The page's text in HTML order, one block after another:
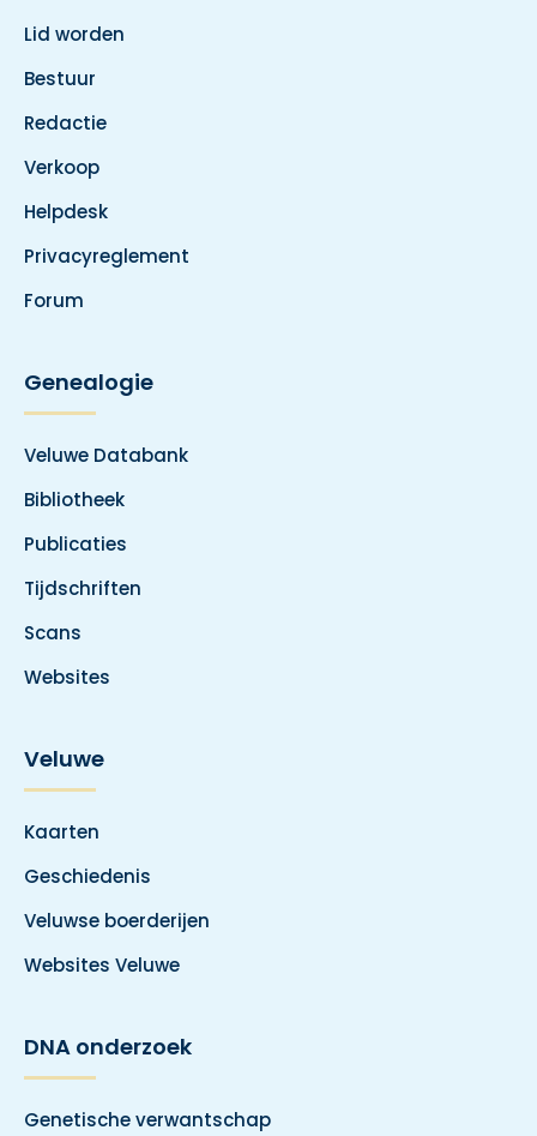
Lid worden
Bestuur
Redactie
Verkoop
Helpdesk
Privacyreglement
Forum
Genealogie
Veluwe Databank
Bibliotheek
Publicaties
Tijdschriften
Scans
Websites
Veluwe
Kaarten
Geschiedenis
Veluwse boerderijen
Websites Veluwe
DNA onderzoek
Genetische verwantschap